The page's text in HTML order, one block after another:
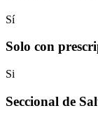
Sí
Solo con
Si
Seccional de